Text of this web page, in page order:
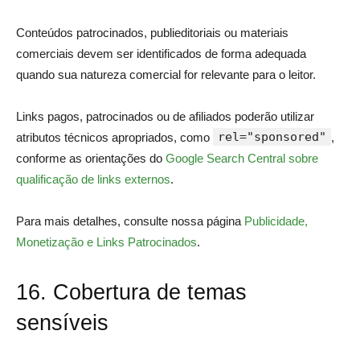
Conteúdos patrocinados, publieditoriais ou materiais
comerciais devem ser identificados de forma adequada
quando sua natureza comercial for relevante para o leitor.
Links pagos, patrocinados ou de afiliados poderão utilizar
atributos técnicos apropriados, como
rel="sponsored" ,
conforme as orientações do Google Search Central sobre
qualificação de links externos.
Para mais detalhes, consulte nossa página Publicidade,
Monetização e Links Patrocinados.
16. Cobertura de temas
sensíveis